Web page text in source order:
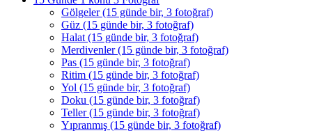
Gölgeler (15 günde bir, 3 fotoğraf)
Güz (15 günde bir, 3 fotoğraf)
Halat (15 günde bir, 3 fotoğraf)
Merdivenler (15 günde bir, 3 fotoğraf)
Pas (15 günde bir, 3 fotoğraf)
Ritim (15 günde bir, 3 fotoğraf)
Yol (15 günde bir, 3 fotoğraf)
Doku (15 günde bir, 3 fotoğraf)
Teller (15 günde bir, 3 fotoğraf)
Yıpranmış (15 günde bir, 3 fotoğraf)